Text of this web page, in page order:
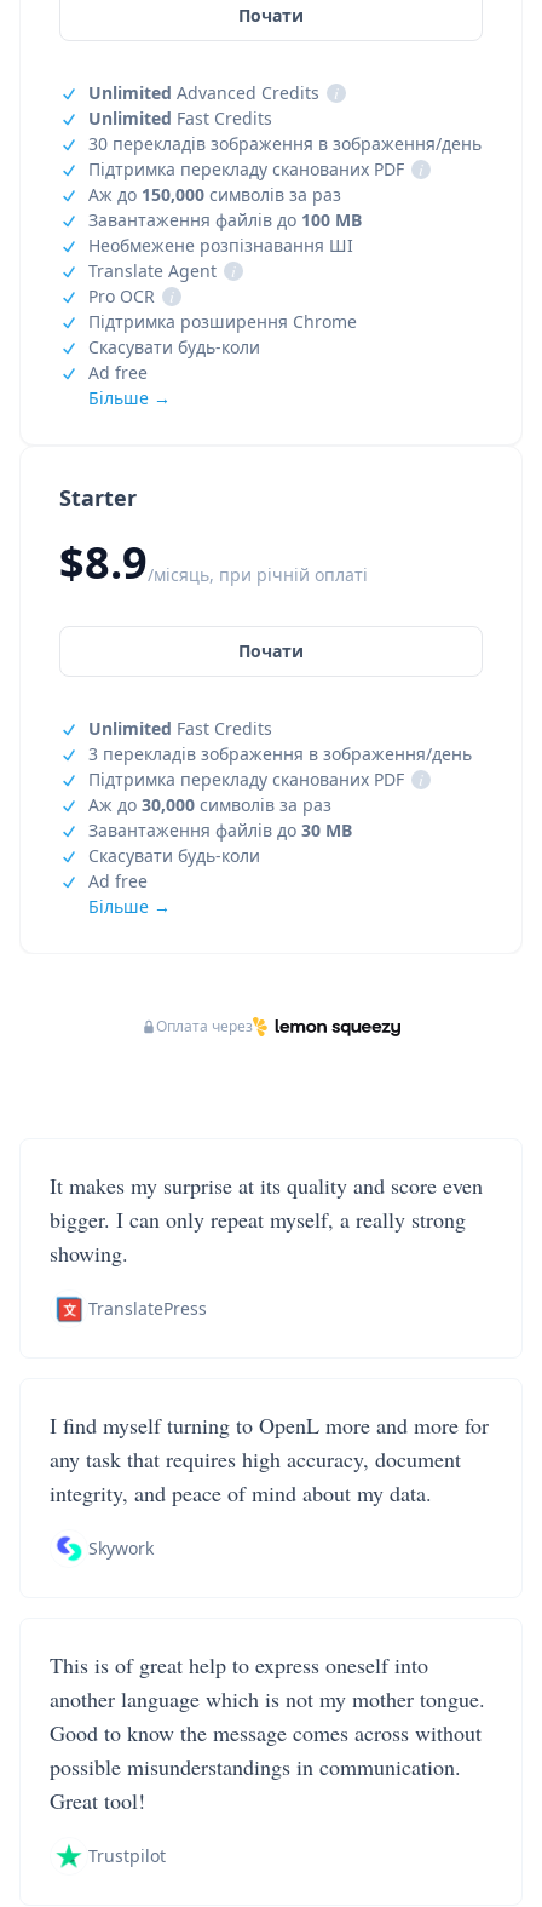
Starter
$8.9/місяць, при річній оплаті
Почати
Unlimited Fast Credits
3 перекладів зображення в зображення/день
Підтримка перекладу сканованих PDF
i
Аж до 30,000 символів за раз
Завантаження файлів до 30 MB
Скасувати будь-коли
Ad free
Більше →
Почати
Unlimited Advanced Credits
i
Unlimited Fast Credits
30 перекладів зображення в зображення/день
Підтримка перекладу сканованих PDF
i
Аж до 150,000 символів за раз
Завантаження файлів до 100 MB
Необмежене розпізнавання ШІ
Translate Agent
i
Pro OCR
i
Підтримка розширення Chrome
Скасувати будь-коли
Ad free
Більше →
Оплата через
It makes my surprise at its quality and score even
bigger. I can only repeat myself, a really strong
showing.
TranslatePress
I find myself turning to OpenL more and more for
any task that requires high accuracy, document
integrity, and peace of mind about my data.
Skywork
This is of great help to express oneself into
another language which is not my mother tongue.
Good to know the message comes across without
possible misunderstandings in communication.
Great tool!
Trustpilot